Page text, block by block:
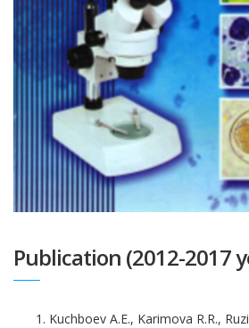
Publication (2012-2017
Kuchboev A.E., Karimova R.R.,